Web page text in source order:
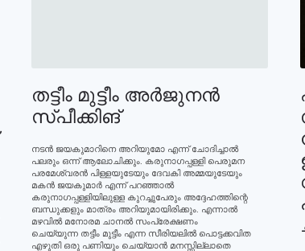
തട്ടീം മുട്ടീം അര്‍ജുനന്‍
സ്പീക്കിങ്‌
നടന്‍ ജയകുമാറിനെ അറിയുമോ എന്ന് ചോദിച്ചാല്‍
പലരും ഒന്ന് ആലോചിക്കും. കരുനാഗപ്പള്ളി പെരുമന
പരമേശ്വരന്‍ പിള്ളയുടേയും ദേവകി അമ്മയുടേയും
മകന്‍ ജയകുമാര്‍ എന്ന് പറഞ്ഞാല്‍
കരുനാഗപ്പള്ളിയിലുള്ള കുറച്ചുപേരും അദ്ദേഹത്തിന്റെ
ബന്ധുക്കളും മാത്രം അറിയുമായിരിക്കും. എന്നാല്‍
മഴവില്‍ മനോരമ ചാനല്‍ സംപ്രേക്ഷണം
ചെയ്യുന്ന തട്ടീം മുട്ടീം എന്ന സീരിയലില്‍ പൊട്ടക്കവിത
എഴുതി ഒരു പണിയും ചെയ്യാന്‍ മനസ്സില്ലാതെ